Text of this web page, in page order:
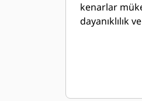
kenarlar
dayanıklılık